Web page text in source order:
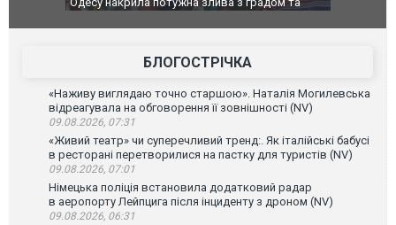
фільму
БЛОГОСТРІЧКА
«Наживу виглядаю точно старшою». Наталія Могилевська
відреагувала на обговорення її зовнішності (NV)
09.08.2026, 07:31
«Живий театр» чи суперечливий тренд:. Як італійські бабусі
в ресторані перетворилися на пастку для туристів (NV)
09.08.2026, 07:01
Німецька поліція встановила додатковий радар
в аеропорту Лейпцига після інциденту з дроном (NV)
09.08.2026, 06:31